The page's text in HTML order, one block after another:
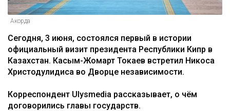
Акорда
Сегодня, 3 июня, состоялся первый в истории
официальный визит президента Республики Кипр в
Казахстан. Касым-Жомарт Токаев встретил Никоса
Христодулидиса во Дворце независимости.
Корреспондент Ulysmedia рассказывает, о чём
договорились главы государств.